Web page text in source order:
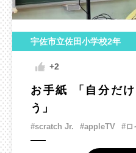
宇佐市立佐田小学校2年
+2
お手紙 「自分だ
う」
#scratch Jr. #appleTV #ロ